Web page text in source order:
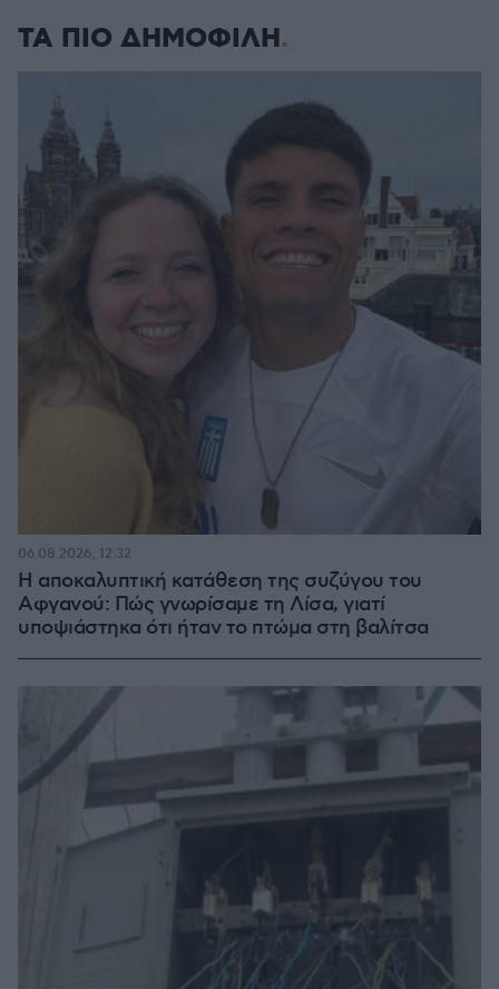
ΤΑ ΠΙΟ ΔΗΜΟΦΙΛΗ
Η αποκαλυπτική κατάθεση της συζύγου του
Αφγανού: Πώς γνωρίσαμε τη Λίσα, γιατί
υποψιάστηκα ότι ήταν το πτώμα στη βαλίτσα
06.08.2026, 12:32